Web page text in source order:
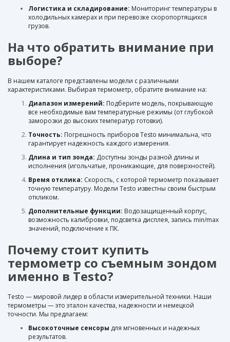
Логистика и складирование: Мониторинг температуры в
холодильных камерах и при перевозке скоропортящихся
грузов.
На что обратить внимание при
выборе?
В нашем каталоге представлены модели с различными
характеристиками. Выбирая термометр, обратите внимание на:
Диапазон измерений: Подберите модель, покрывающую
все необходимые вам температурные режимы (от глубокой
заморозки до высоких температур готовки).
Точность: Погрешность приборов Testo минимальна, что
гарантирует надежность каждого измерения.
Длина и тип зонда: Доступны зонды разной длины и
исполнения (игольчатые, проникающие, для поверхностей).
Время отклика: Скорость, с которой термометр показывает
точную температуру. Модели Testo известны своим быстрым
откликом.
Дополнительные функции: Водозащищенный корпус,
возможность калибровки, подсветка дисплея, запись min/max
значений, подключение к ПК.
Почему стоит купить
термометр со съемным зондом
именно в Testo?
Testo — мировой лидер в области измерительной техники. Наши
термометры — это эталон качества, надежности и немецкой
точности. Мы предлагаем:
Высокоточные сенсоры для мгновенных и надежных
результатов.